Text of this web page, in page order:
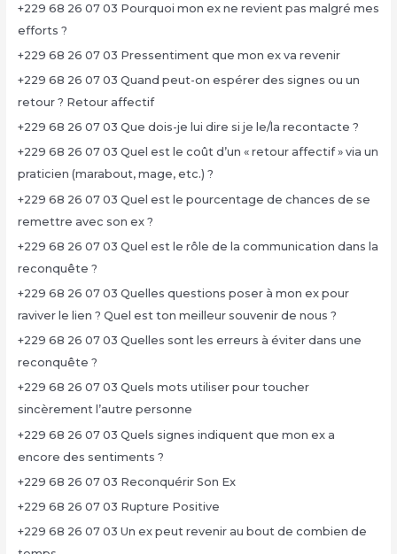
+229 68 26 07 03 Pourquoi mon ex ne revient pas malgré mes
efforts ?
+229 68 26 07 03 Pressentiment que mon ex va revenir
+229 68 26 07 03 Quand peut-on espérer des signes ou un
retour ? Retour affectif
+229 68 26 07 03 Que dois-je lui dire si je le/la recontacte ?
+229 68 26 07 03 Quel est le coût d’un « retour affectif » via un
praticien (marabout, mage, etc.) ?
+229 68 26 07 03 Quel est le pourcentage de chances de se
remettre avec son ex ?
+229 68 26 07 03 Quel est le rôle de la communication dans la
reconquête ?
+229 68 26 07 03 Quelles questions poser à mon ex pour
raviver le lien ? Quel est ton meilleur souvenir de nous ?
+229 68 26 07 03 Quelles sont les erreurs à éviter dans une
reconquête ?
+229 68 26 07 03 Quels mots utiliser pour toucher
sincèrement l’autre personne
+229 68 26 07 03 Quels signes indiquent que mon ex a
encore des sentiments ?
+229 68 26 07 03 Reconquérir Son Ex
+229 68 26 07 03 Rupture Positive
+229 68 26 07 03 Un ex peut revenir au bout de combien de